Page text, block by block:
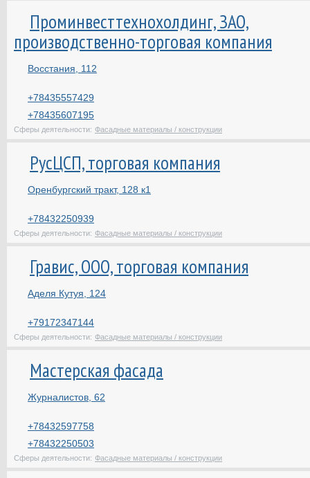
Проминвесттехнохолдинг, ЗАО,
производственно-торговая компания
Восстания, 112
+78435557429
+78435607195
Сферы деятельности: Фасадные материалы / конструкции
РусЦСП, торговая компания
Оренбургский тракт, 128 к1
+78432250939
Сферы деятельности: Фасадные материалы / конструкции
Гравис, ООО, торговая компания
Аделя Кутуя, 124
+79172347144
Сферы деятельности: Фасадные материалы / конструкции
Мастерская фасада
Журналистов, 62
+78432597758
+78432250503
Сферы деятельности: Фасадные материалы / конструкции